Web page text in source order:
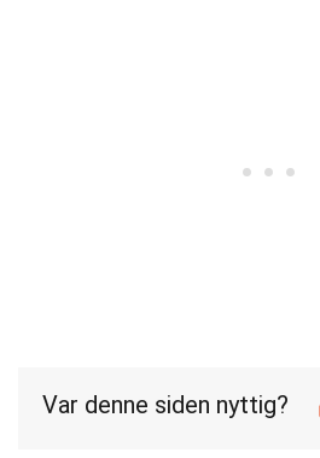
Var denne siden nyttig?